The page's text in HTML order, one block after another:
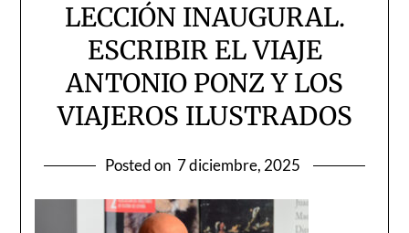
LECCIÓN INAUGURAL.
ESCRIBIR EL VIAJE
ANTONIO PONZ Y LOS
VIAJEROS ILUSTRADOS
Posted on 7 diciembre, 2025